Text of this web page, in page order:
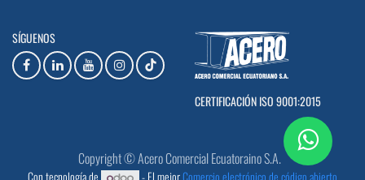
SÍGUENOS
CERTIFICACIÓN ISO 9001:2015
Copyright © Acero Comercial Ecuatoraino S.A.
Con tecnología de - El mejorComercio electrónico de código abierto